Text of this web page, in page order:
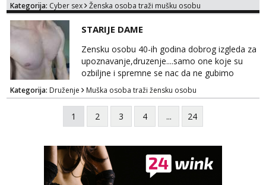
oglasu su MOJE❗ Instagram:
TELEGRAM: @MagdalenaMagy 👈
(ODGOVARAM JAKO BRZO TU I TU PISITE
AKO STE ZA ZABAVU)🔥 Moguće
verifkovanje prije zabave✅ JAVI MI SE I
ISPUNI SVOJE NAJVECE FANTAZIJE😈 CEKA...
Kategorija: Cyber sex Ženska osoba traži mušku osobu
STARIJE DAME
Zensku osobu 40-ih godina dobrog izgleda za
upoznavanje,druzenje....samo one koje su
ozbiljne i spremne se nac da ne gubimo
vrijeme!
Kategorija: Druženje Muška osoba traži žensku osobu
1 2 3 4 ... 24